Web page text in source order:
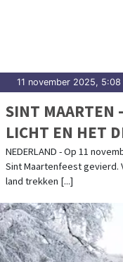
11 november 2025, 5:08
SINT MAARTEN
LICHT EN HET
NEDERLAND - Op 11
Sint Maartenfeest gevierd.
land trekken [...]